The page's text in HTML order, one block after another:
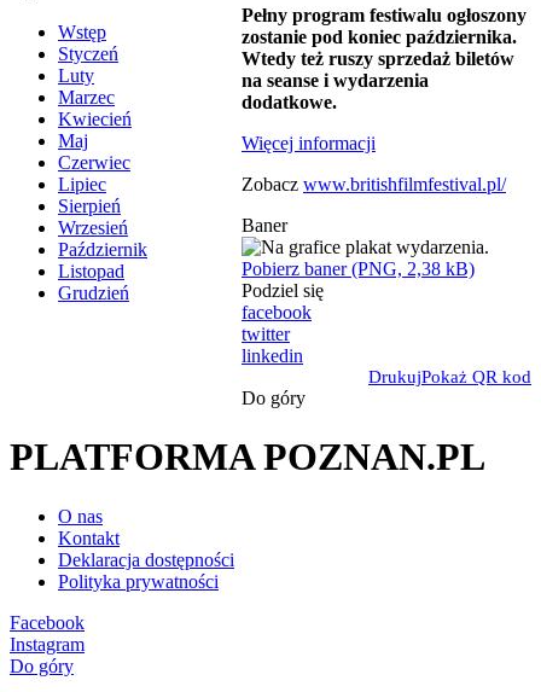
Wstęp
Styczeń
Luty
Marzec
Kwiecień
Maj
Czerwiec
Lipiec
Sierpień
Wrzesień
Październik
Listopad
Grudzień
Pełny program festiwalu ogłoszony
zostanie pod koniec października.
Wtedy też ruszy sprzedaż biletów
na seanse i wydarzenia
dodatkowe.
Więcej informacji
Zobacz www.britishfilmfestival.pl/
Baner
Pobierz baner (PNG, 2,38 kB)
Podziel się
facebook
twitter
linkedin
DrukujPokaż QR kod
Do góry
PLATFORMA POZNAN.PL
O nas
Kontakt
Deklaracja dostępności
Polityka prywatności
Facebook
Instagram
Do góry